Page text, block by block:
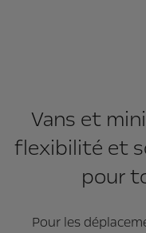
Vans et
flexibilité et
pour
Pour les